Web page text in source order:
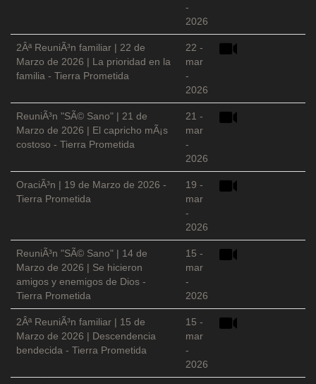
-
2026
2Âª ReuniÃ³n familiar | 22 de
Marzo de 2026 | La prioridad en la
familia - Tierra Prometida
22 -
mar
-
2026
ReuniÃ³n "SÃ© Sano" | 21 de
Marzo de 2026 | El capricho mÃ¡s
costoso - Tierra Prometida
21 -
mar
-
2026
OraciÃ³n | 19 de Marzo de 2026 -
Tierra Prometida
19 -
mar
-
2026
ReuniÃ³n "SÃ© Sano" | 14 de
Marzo de 2026 | Se hicieron
amigos y enemigos de Dios -
Tierra Prometida
15 -
mar
-
2026
2Âª ReuniÃ³n familiar | 15 de
Marzo de 2026 | Descendencia
bendecida - Tierra Prometida
15 -
mar
-
2026